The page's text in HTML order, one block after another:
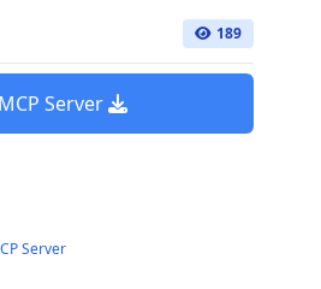
189
Server
Server